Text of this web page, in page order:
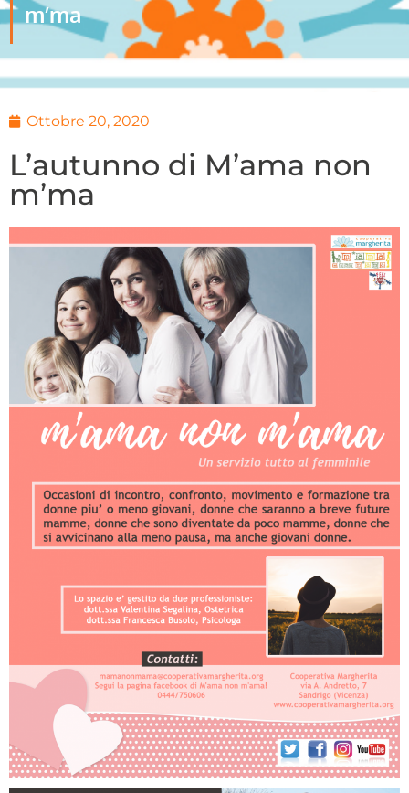
m’ma
Ottobre 20, 2020
L’autunno di M’ama non
m’ma